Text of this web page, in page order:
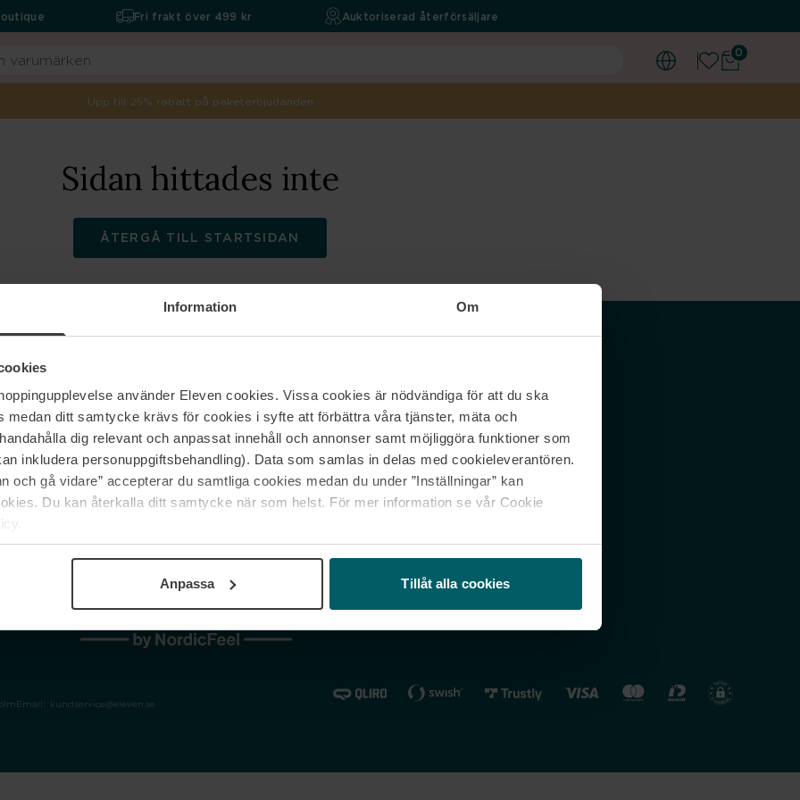
Information Om
använder Eleven cookies. Vissa cookies är nödvändiga för att du ska
medan ditt samtycke krävs för cookies i syfte att förbättra våra tjänster, mäta och
dig relevant och anpassat innehåll och annonser samt möjliggöra funktioner som
inkludera personuppgiftsbehandling). Data som samlas in delas med cookieleverantören.
och gå vidare” accepterar du samtliga cookies medan du under ”Inställningar” kan
Du kan återkalla ditt samtycke när som helst. För mer information se vår Cookie
Anpassa Tillåt alla cookies
0
Fri frakt över 499 kr Auktoriserad återförsäljare
Upp till 25% rabatt på paketerbjudanden
Sidan hittades inte
ÅTERGÅ TILL STARTSIDAN
Om oss
Jobba hos oss
Våra varumärken
Kontakta oss
Vanliga frågor & svar
Spåra min beställning
reklamationer
Nordicfeel SE
Nordicfeel FI
Nordicfeel NO
Email: kundservice@eleven.se